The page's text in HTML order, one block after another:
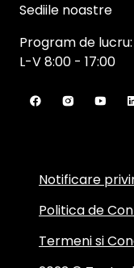
Sediile noastre
Program de lucru:
L-V 8:00 - 17:00
Notificare
Politica de
Termeni si